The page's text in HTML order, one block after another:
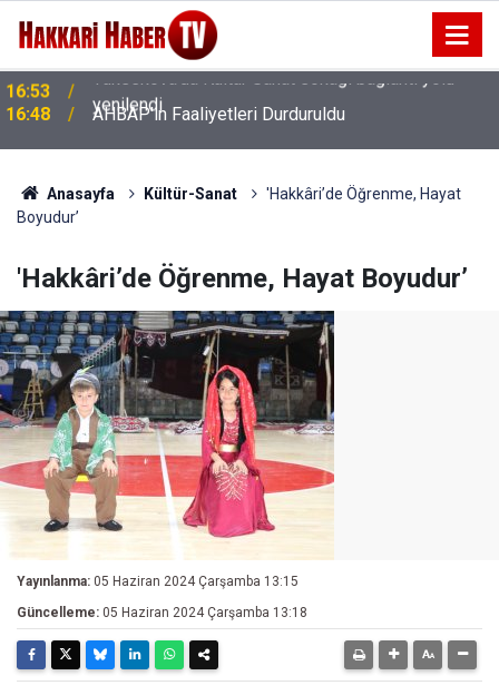
16:48 AHBAP'ın Faaliyetleri Durduruldu
Anasayfa Kültür-Sanat
'Hakkâri’de Öğrenme, Hayat
Boyudur’
'Hakkâri’de Öğrenme, Hayat Boyudur’
Yayınlanma: 05 Haziran 2024 Çarşamba 13:15
Güncelleme: 05 Haziran 2024 Çarşamba 13:18